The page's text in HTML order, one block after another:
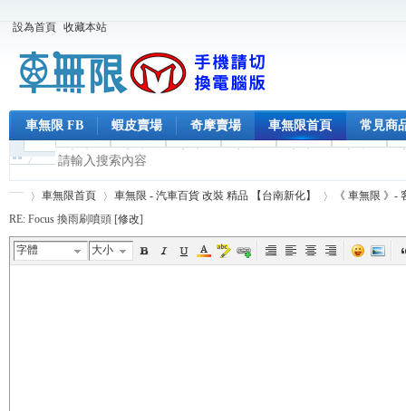
設為首頁 收藏本站
車無限 FB 蝦皮賣場 奇摩賣場 車無限首頁 常見商
車無限首頁 車無限 - 汽車百貨 改裝 精品 【台南新化】
《 車無限 》-
RE: Focus 換雨刷噴頭 [修改]
字體 大小